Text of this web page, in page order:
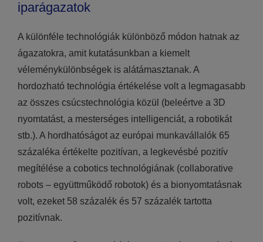
iparágazatok
A különféle technológiák különböző módon hatnak az
ágazatokra, amit kutatásunkban a kiemelt
véleménykülönbségek is alátámasztanak. A
hordozható technológia értékelése volt a legmagasabb
az összes csúcstechnológia közül (beleértve a 3D
nyomtatást, a mesterséges intelligenciát, a robotikát
stb.). A hordhatóságot az európai munkavállalók 65
százaléka értékelte pozitívan, a legkevésbé pozitív
megítélése a cobotics technológiának (collaborative
robots – együttműködő robotok) és a bionyomtatásnak
volt, ezeket 58 százalék és 57 százalék tartotta
pozitívnak.